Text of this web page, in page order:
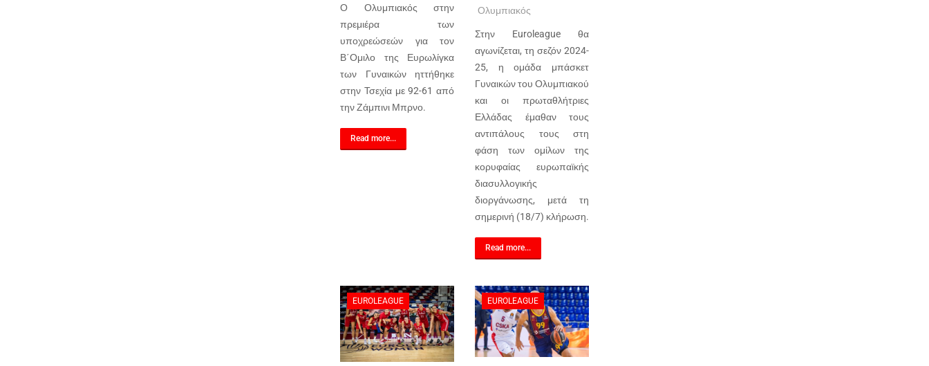
Ο Ολυμπιακός στην
πρεμιέρα των
υποχρεώσεών για τον
Β΄Ομιλο της Ευρωλίγκα
των Γυναικών ηττήθηκε
στην Τσεχία με 92-61 από
την Ζάμπινι Μπρνο.
Read more...
Ολυμπιακός
Στην Euroleague θα
αγωνίζεται, τη σεζόν 2024-
25, η ομάδα μπάσκετ
Γυναικών του Ολυμπιακού
και οι πρωταθλήτριες
Ελλάδας έμαθαν τους
αντιπάλους τους στη
φάση των ομίλων της
κορυφαίας ευρωπαϊκής
διασυλλογικής
διοργάνωσης, μετά τη
σημερινή (18/7) κλήρωση.
Read more...
EUROLEAGUE EUROLEAGUE